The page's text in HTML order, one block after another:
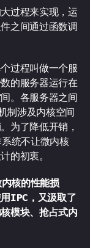
过程来实现，运
之间通过函数调
过程叫做一个服
的服务器运行在
。各服务器之间
制涉及内核空间
为了降低开销，
统不让微内核
的初衷。
核的性能损
IPC，又汲取了
模块、抢占式内